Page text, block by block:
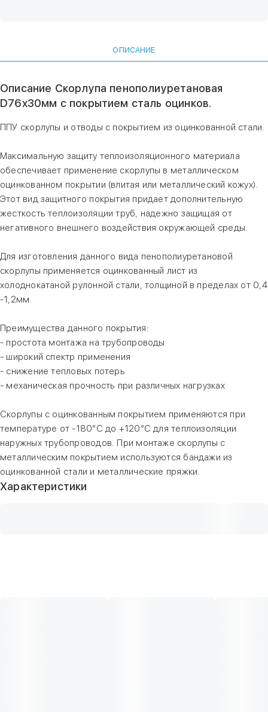
ОПИСАНИЕ
Описание Скорлупа пенополиуретановая
D76х30мм с покрытием сталь оцинков.
ППУ скорлупы и отводы с покрытием из оцинкованной стали.
Максимальную защиту теплоизоляционного материала
обеспечивает применение скорлупы в металлическом
оцинкованном покрытии (влитая или металлический кожух).
Этот вид защитного покрытия придает дополнительную
жесткость теплоизоляции труб, надежно защищая от
негативного внешнего воздействия окружающей среды.
Для изготовления данного вида пенополиуретановой
скорлупы применяется оцинкованный лист из
холоднокатаной рулонной стали, толщиной в пределах от 0,4
-1,2мм.
Преимущества данного покрытия:
- простота монтажа на трубопроводы
- широкий спектр применения
- снижение тепловых потерь
- механическая прочность при различных нагрузках
Скорлупы с оцинкованным покрытием применяются при
температуре от -180°С до +120°С для теплоизоляции
наружных трубопроводов. При монтаже скорлупы с
металлическим покрытием используются бандажи из
оцинкованной стали и металлические пряжки.
Характеристики